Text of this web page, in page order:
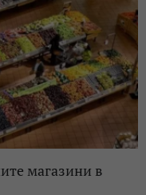
магазини в